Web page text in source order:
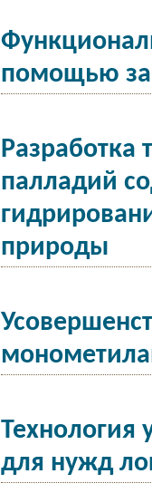
помощью
Разработка
палладий
природы
Технология
для нужд